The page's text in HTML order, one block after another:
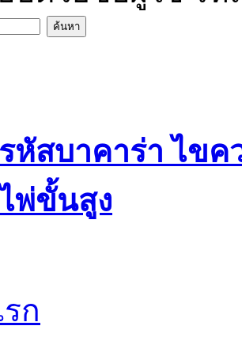
หัสบาคาร่า ไขค
พ่ขั้นสูง
ก